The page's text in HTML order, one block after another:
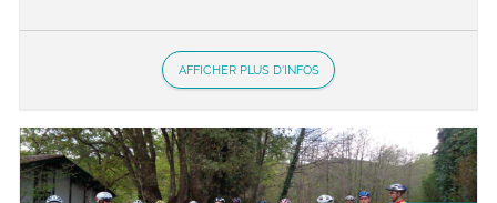
AFFICHER PLUS D'INFOS